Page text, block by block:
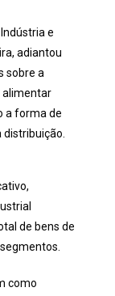
e
adiantou
sobre a
alimentar
a forma de
de bens de
como